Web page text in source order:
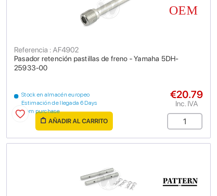
Pasador retención pastillas de freno - Yamaha 5DH-
25933-00
Referencia : AF4902
Stock en almacén europeo
Estimación de llegada 6 Days
from purchase
€20.79
Inc. IVA
AÑADIR AL CARRITO